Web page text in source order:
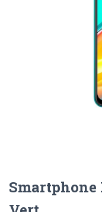
Smartphone